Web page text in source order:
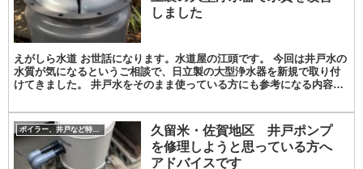
しました
えがしら水道 お世話になります。水道屋の江頭です。 今回は井戸水の
水質が気になるというご相談で、日立製の大型浄水器を新規で取り付
けてきました。 井戸水をそのまま使っている方にも参考になる内容で
久留米・佐賀地区 井戸ポンプ
を修理しようと思っている方へ
アドバイスです